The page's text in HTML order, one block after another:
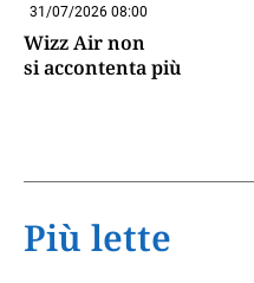
31/07/2026 08:00
Wizz Air non
si accontenta più
Più lette